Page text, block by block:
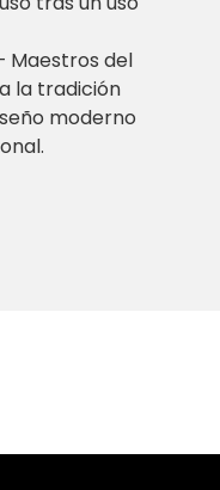
Maestros del
la tradición
moderno